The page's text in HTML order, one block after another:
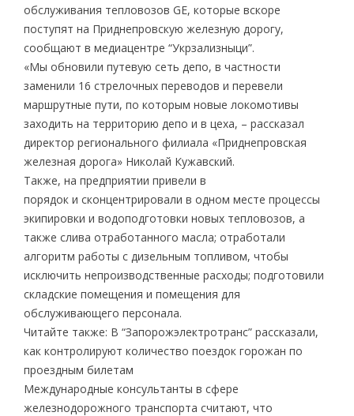
обслуживания тепловозов GE, которые вскоре
поступят на Приднепровскую железную дорогу,
сообщают в медиацентре “Укрзализныци”.
«Мы обновили путевую сеть депо, в частности
заменили 16 стрелочных переводов и перевели
маршрутные пути, по которым новые локомотивы
заходить на территорию депо и в цеха, – рассказал
директор регионального филиала «Приднепровская
железная дорога» Николай Кужавский.
Также, на предприятии привели в
порядок и сконцентрировали в одном месте процессы
экипировки и водоподготовки новых тепловозов, а
также слива отработанного масла; отработали
алгоритм работы с дизельным топливом, чтобы
исключить непроизводственные расходы; подготовили
складские помещения и помещения для
обслуживающего персонала.
Читайте также: В “Запорожэлектротранс” рассказали,
как контролируют количество поездок горожан по
проездным билетам
Международные консультанты в сфере
железнодорожного транспорта считают, что